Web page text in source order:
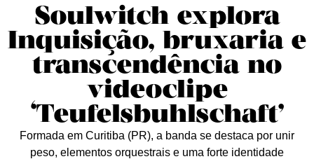
Soulwitch explora
Inquisição, bruxaria e
transcendência no
videoclipe
‘Teufelsbuhlschaft’
​Formada em Curitiba (PR), a banda se destaca por unir
peso, elementos orquestrais e uma forte identidade